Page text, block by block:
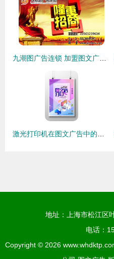
地址：上海市松江区
电话：
Copyright © 2026